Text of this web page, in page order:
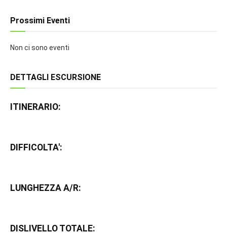
Prossimi Eventi
Non ci sono eventi
DETTAGLI ESCURSIONE
ITINERARIO:
DIFFICOLTA':
LUNGHEZZA A/R:
DISLIVELLO TOTALE: